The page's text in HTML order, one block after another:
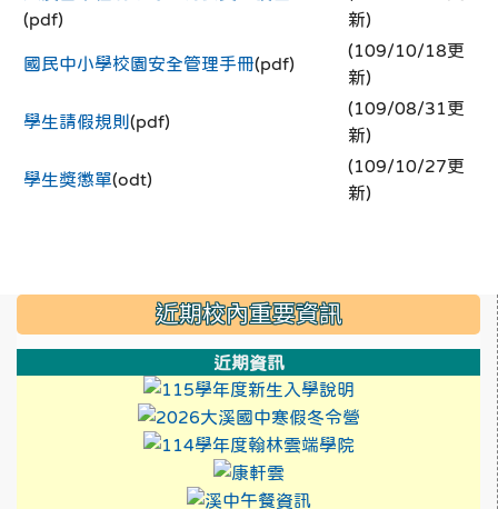
(pdf)
新)
國民中小學校園安全管理手冊(pdf)
(109/10/18更
新)
學生請假規則 (pdf)
(109/08/31更
新)
學生獎懲單(odt)
(109/10/27更
新)
::: 近期校內重要資訊
近期資訊
link to https://
link to https://
link to https://
link to https://
link to http://
link to https://